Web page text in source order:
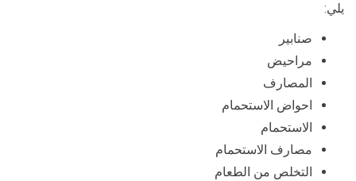
يلي:
صنابير
مراحيض
المصارف
احواض الاستحمام
الاستحمام
مصارف الاستحمام
التخلص من الطعام